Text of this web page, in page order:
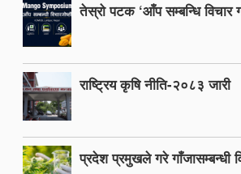
तेस्रो पटक ‘आँप सम्बन्धि विचार
राष्ट्रिय कृषि नीति-२०८३ जारी
प्रदेश प्रमुखले गरे गाँजासम्बन्धी